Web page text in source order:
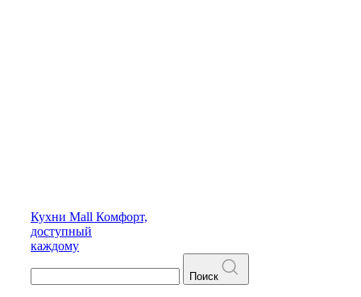
Кухни Mall Комфорт,
доступный
каждому
Поиск